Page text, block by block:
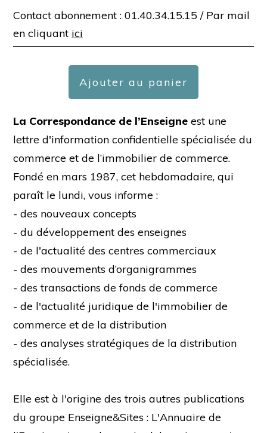
Contact abonnement : 01.40.34.15.15 / Par mail
en cliquant ici
Ajouter au panier
La Correspondance de l’Enseigne est une
lettre d'information confidentielle spécialisée du
commerce et de l’immobilier de commerce.
Fondé en mars 1987, cet hebdomadaire, qui
paraît le lundi, vous informe :
- des nouveaux concepts
- du développement des enseignes
- de l'actualité des centres commerciaux
- des mouvements d’organigrammes
- des transactions de fonds de commerce
- de l'actualité juridique de l'immobilier de
commerce et de la distribution
- des analyses stratégiques de la distribution
spécialisée.
Elle est à l'origine des trois autres publications
du groupe Enseigne&Sites : L'Annuaire de